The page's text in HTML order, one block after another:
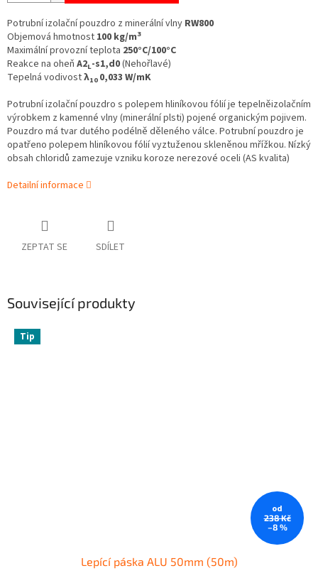
Potrubní izolační pouzdro z minerální vlny RW800
Objemová hmotnost 100 kg/m3
Maximální provozní teplota 250°C/100°C
Reakce na oheň A2L-s1,d0(Nehořlavé)
Tepelná vodivostλ10 0,033 W/mK
Potrubní izolační pouzdro s polepem hliníkovou fólií je tepelněizolačním
výrobkem z kamenné vlny (minerální plsti) pojené organickým pojivem.
Pouzdro má tvar dutého podélně děleného válce. Potrubní pouzdro je
opatřeno polepem hliníkovou fólií vyztuženou skleněnou mřížkou. Nízký
obsah chloridů zamezuje vzniku koroze nerezové oceli (AS kvalita)
Detailní informace
ZEPTAT SE SDÍLET
Související produkty
Tip
od
238 Kč
–8 %
Lepící páska ALU 50mm (50m)